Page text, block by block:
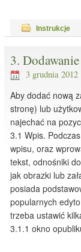
Instrukcje
3.
3 grudnia 2012
Aby dodać nową
stronę) lub
najechać na
3.1 Wpis.
wpisu, oraz
tekst, odnośniki
jak obrazki lub
posiada
popularnych
trzeba ustawić
3.1.1 okno